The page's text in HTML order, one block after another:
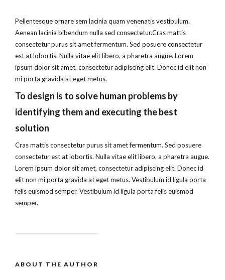
Pellentesque ornare sem lacinia quam venenatis vestibulum.
Aenean lacinia bibendum nulla sed consectetur.Cras mattis
consectetur purus sit amet fermentum. Sed posuere consectetur
est at lobortis. Nulla vitae elit libero, a pharetra augue. Lorem
ipsum dolor sit amet, consectetur adipiscing elit. Donec id elit non
mi porta gravida at eget metus.
To design is to solve human problems by
identifying them and executing the best
solution
Cras mattis consectetur purus sit amet fermentum. Sed posuere
consectetur est at lobortis. Nulla vitae elit libero, a pharetra augue.
Lorem ipsum dolor sit amet, consectetur adipiscing elit. Donec id
elit non mi porta gravida at eget metus. Vestibulum id ligula porta
felis euismod semper. Vestibulum id ligula porta felis euismod
semper.
ABOUT THE AUTHOR